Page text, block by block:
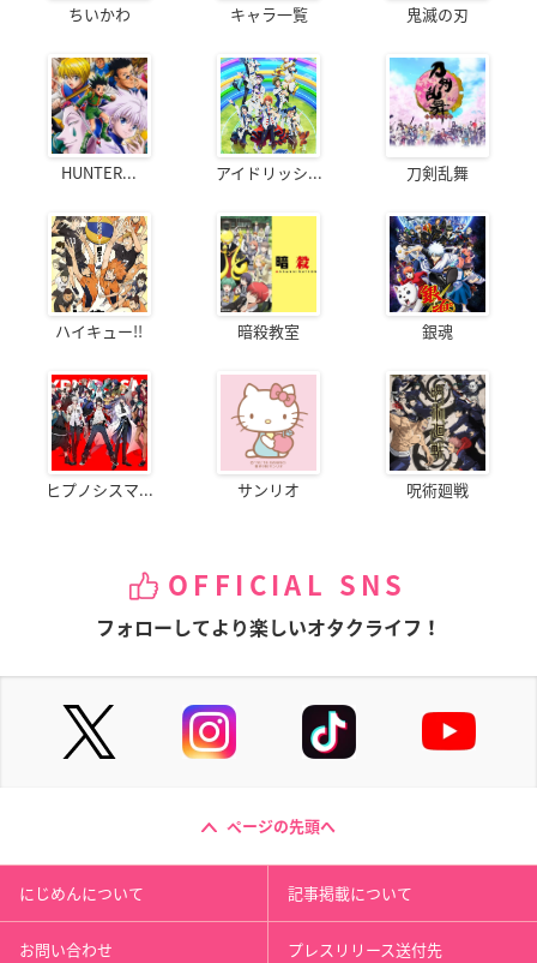
ちいかわ キャラ一覧 鬼滅の刃
HUNTER... アイドリッシ... 刀剣乱舞
ハイキュー!! 暗殺教室 銀魂
ヒプノシスマ... サンリオ 呪術廻戦
OFFICIAL SNS
フォローしてより楽しいオタクライフ！
ページの先頭へ
にじめんについて 記事掲載について
お問い合わせ プレスリリース送付先